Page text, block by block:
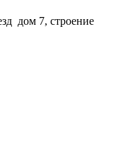
дом 7, строение